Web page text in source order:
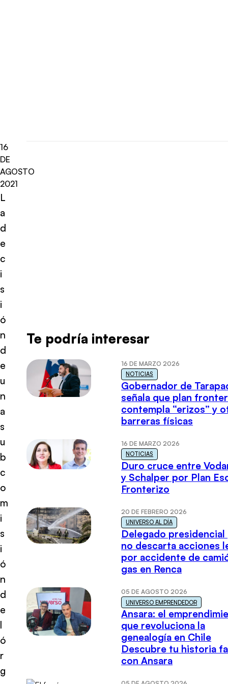
16
DE
AGOSTO
2021
L
a
d
e
c
i
s
i
ó
n
d
e
u
n
a
s
u
b
c
o
m
i
s
i
ó
n
d
e
l
ó
r
g
Te podría interesar
16 DE MARZO 2026
NOTICIAS
Gobernador de
señala que plan
contempla “erizos” y
barreras físicas
16 DE MARZO 2026
NOTICIAS
Duro cruce entre
y Schalper por Plan
Fronterizo
20 DE FEBRERO 2026
UNIVERSO AL DÍA
Delegado presidencial
no descarta acciones
por accidente de
gas en Renca
05 DE AGOSTO 2026
UNIVERSO EMPRENDEDOR
Ansara: el
que revoluciona la
genealogía en Chile
Descubre tu historia
con Ansara